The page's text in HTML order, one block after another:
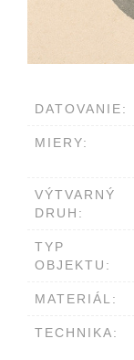
DATOVANIE:
MIERY:
VÝTVARNÝ
DRUH:
TYP
OBJEKTU:
MATERIÁL:
TECHNIKA: